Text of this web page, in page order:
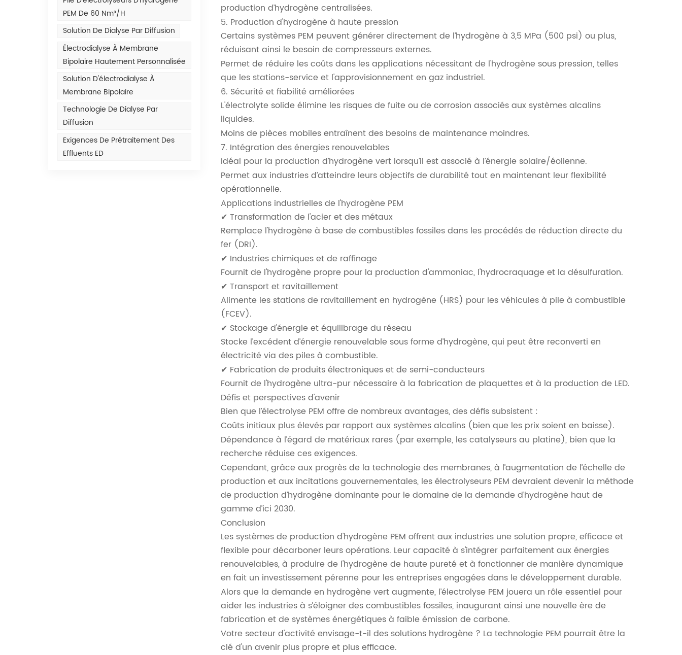
PEM De 60 Nm³/h
Solution De Dialyse Par Diffusion
Électrodialyse À Membrane
Bipolaire Hautement Personnalisée
Solution D'électrodialyse À
Membrane Bipolaire
Technologie De Dialyse Par
Diffusion
Exigences De Prétraitement Des
Effluents ED
production d’hydrogène centralisées.
5. Production d'hydrogène à haute pression
Certains systèmes PEM peuvent générer directement de l’hydrogène à 3,5 MPa (500 psi) ou plus,
réduisant ainsi le besoin de compresseurs externes.
Permet de réduire les coûts dans les applications nécessitant de l'hydrogène sous pression, telles
que les stations-service et l'approvisionnement en gaz industriel.
6. Sécurité et fiabilité améliorées
L'électrolyte solide élimine les risques de fuite ou de corrosion associés aux systèmes alcalins
liquides.
Moins de pièces mobiles entraînent des besoins de maintenance moindres.
7. Intégration des énergies renouvelables
Idéal pour la production d’hydrogène vert lorsqu’il est associé à l’énergie solaire/éolienne.
Permet aux industries d’atteindre leurs objectifs de durabilité tout en maintenant leur flexibilité
opérationnelle.
Applications industrielles de l'hydrogène PEM
✔ Transformation de l'acier et des métaux
Remplace l'hydrogène à base de combustibles fossiles dans les procédés de réduction directe du
fer (DRI).
✔ Industries chimiques et de raffinage
Fournit de l'hydrogène propre pour la production d'ammoniac, l'hydrocraquage et la désulfuration.
✔ Transport et ravitaillement
Alimente les stations de ravitaillement en hydrogène (HRS) pour les véhicules à pile à combustible
(FCEV).
✔ Stockage d'énergie et équilibrage du réseau
Stocke l’excédent d’énergie renouvelable sous forme d’hydrogène, qui peut être reconverti en
électricité via des piles à combustible.
✔ Fabrication de produits électroniques et de semi-conducteurs
Fournit de l'hydrogène ultra-pur nécessaire à la fabrication de plaquettes et à la production de LED.
Défis et perspectives d'avenir
Bien que l’électrolyse PEM offre de nombreux avantages, des défis subsistent :
Coûts initiaux plus élevés par rapport aux systèmes alcalins (bien que les prix soient en baisse).
Dépendance à l’égard de matériaux rares (par exemple, les catalyseurs au platine), bien que la
recherche réduise ces exigences.
Cependant, grâce aux progrès de la technologie des membranes, à l’augmentation de l’échelle de
production et aux incitations gouvernementales, les électrolyseurs PEM devraient devenir la méthode
de production d’hydrogène dominante pour le domaine de la demande d’hydrogène haut de
gamme d’ici 2030.
Conclusion
Les systèmes de production d'hydrogène PEM offrent aux industries une solution propre, efficace et
flexible pour décarboner leurs opérations. Leur capacité à s'intégrer parfaitement aux énergies
renouvelables, à produire de l'hydrogène de haute pureté et à fonctionner de manière dynamique
en fait un investissement pérenne pour les entreprises engagées dans le développement durable.
Alors que la demande en hydrogène vert augmente, l’électrolyse PEM jouera un rôle essentiel pour
aider les industries à s’éloigner des combustibles fossiles, inaugurant ainsi une nouvelle ère de
fabrication et de systèmes énergétiques à faible émission de carbone.
Votre secteur d'activité envisage-t-il des solutions hydrogène ? La technologie PEM pourrait être la
clé d'un avenir plus propre et plus efficace.